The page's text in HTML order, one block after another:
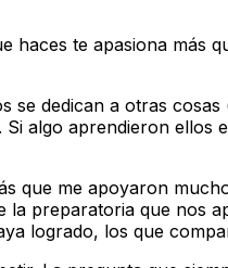
te apasiona más
dedican a otras
algo aprendieron ellos
que me apoyaron
preparatoria que nos
logrado, los que